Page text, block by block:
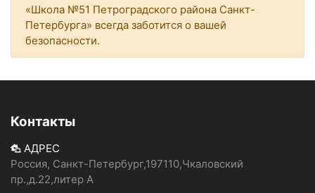
«Школа №51 Петроградского района Санкт-
Петербурга» всегда заботится о вашей
безопасности.
Контакты
АДРЕС
Россия, Санкт-Петербург,197110,Чкаловский
пр.,д.22,литер А